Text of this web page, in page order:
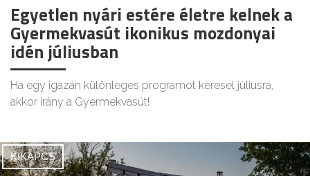
Egyetlen nyári estére életre kelnek a
Gyermekvasút ikonikus mozdonyai
idén júliusban
Ha egy igazán különleges programot keresel júliusra,
akkor irány a Gyermekvasút!
KIKAPCS